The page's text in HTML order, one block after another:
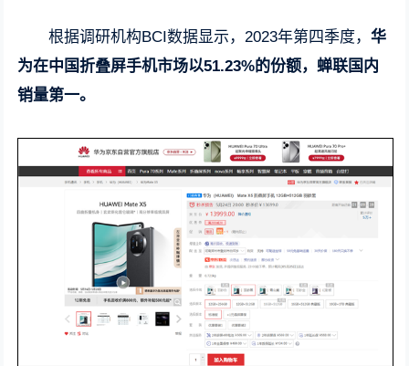
根据调研机构BCI数据显示，2023年第四季度，华
为在中国折叠屏手机市场以51.23%的份额，蝉联国内
销量第一。